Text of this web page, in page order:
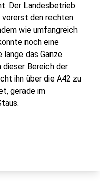
Der Landesbetrieb
vorerst den rechten
wie umfangreich
noch eine
lange das Ganze
dieser Bereich der
ihn über die A42 zu
gerade im